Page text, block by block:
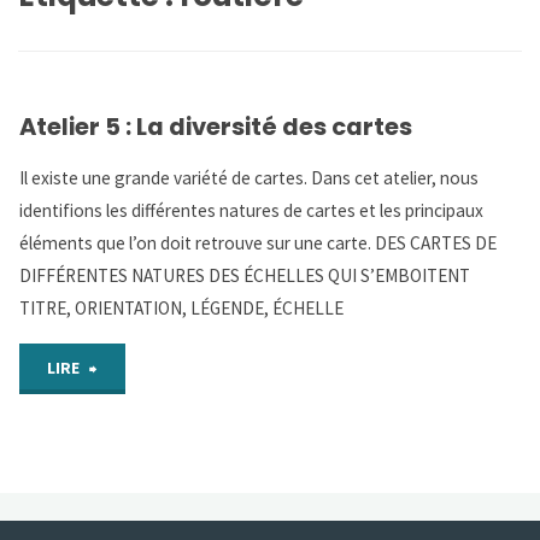
Atelier 5 : La diversité des cartes
Il existe une grande variété de cartes. Dans cet atelier, nous
identifions les différentes natures de cartes et les principaux
éléments que l’on doit retrouve sur une carte. DES CARTES DE
DIFFÉRENTES NATURES DES ÉCHELLES QUI S’EMBOITENT
TITRE, ORIENTATION, LÉGENDE, ÉCHELLE
LIRE
La